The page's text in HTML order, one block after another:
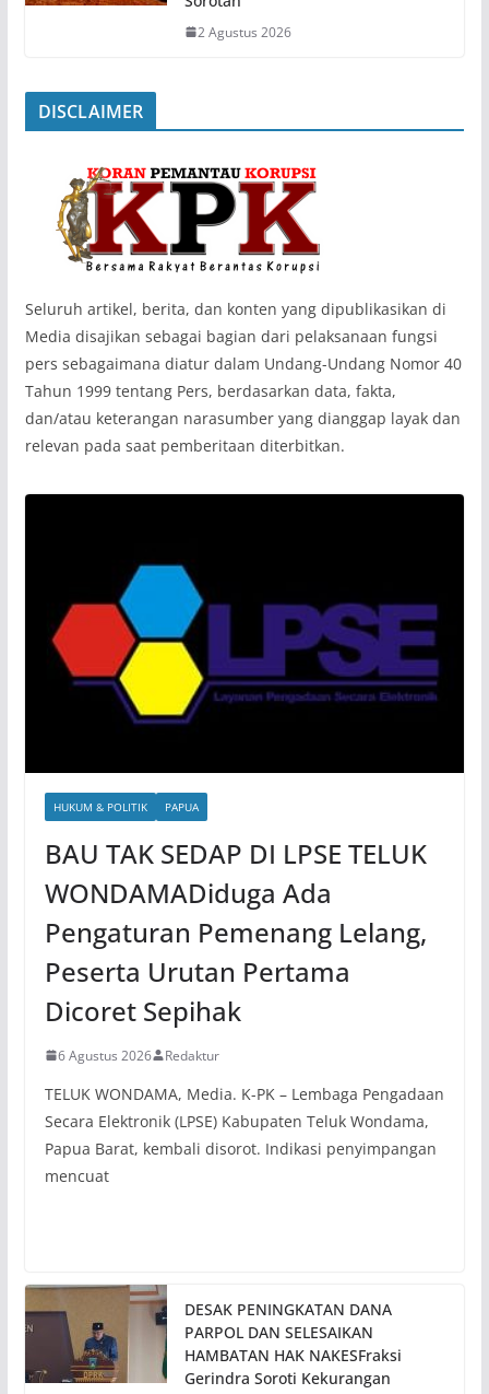
2 Agustus 2026
DISCLAIMER
‎Seluruh artikel, berita, dan konten yang dipublikasikan di
Media disajikan sebagai bagian dari pelaksanaan fungsi
pers sebagaimana diatur dalam Undang-Undang Nomor 40
Tahun 1999 tentang Pers, berdasarkan data, fakta,
dan/atau keterangan narasumber yang dianggap layak dan
relevan pada saat pemberitaan diterbitkan.
HUKUM & POLITIK PAPUA
BAU TAK SEDAP DI LPSE TELUK
WONDAMADiduga Ada
Pengaturan Pemenang Lelang,
Peserta Urutan Pertama
Dicoret Sepihak
6 Agustus 2026 Redaktur
TELUK WONDAMA, Media. K-PK – Lembaga Pengadaan
Secara Elektronik (LPSE) Kabupaten Teluk Wondama,
Papua Barat, kembali disorot. Indikasi penyimpangan
mencuat
DESAK PENINGKATAN DANA
PARPOL DAN SELESAIKAN
HAMBATAN HAK NAKESFraksi
Gerindra Soroti Kekurangan